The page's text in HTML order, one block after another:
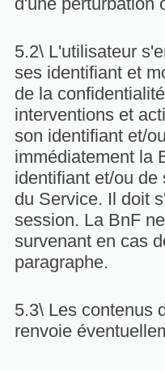
5.2\ L'utilisateur
ses identifiant et
de la
interventions et
son identifiant et/
immédiatement la
identifiant et/ou
du Service. Il doit
session. La BnF
survenant en cas
paragraphe.
5.3\ Les contenus
renvoie